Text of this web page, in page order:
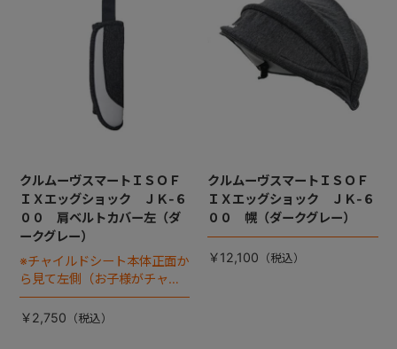
クルムーヴスマートＩＳＯＦ
ＩＸエッグショック ＪＫ-６
００ 肩ベルトカバー左（ダ
ークグレー）
※チャイルドシート本体正面か
ら見て左側（お子様がチャイ
ルドシートに座った状態で右
手側となります）
￥2,750
クルムーヴスマートＩＳＯＦ
ＩＸエッグショック ＪＫ-６
００ 幌（ダークグレー）
￥12,100